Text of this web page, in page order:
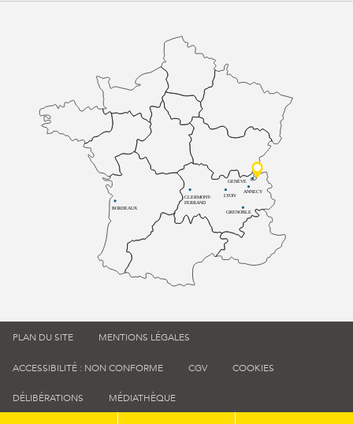
BORDEAUX
CLERMONT-
FERRAND
LYON
ANNECY
GRENOBLE
GENÈVE
PLAN DU SITE MENTIONS LÉGALES
ACCESSIBILITÉ : NON CONFORME CGV COOKIES
DÉLIBÉRATIONS MÉDIATHÈQUE